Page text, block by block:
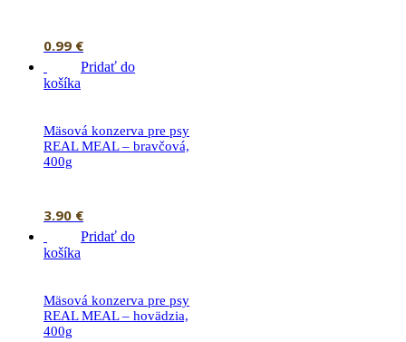
0.99 €
Pridať do
košíka
Mäsová konzerva pre psy
REAL MEAL – bravčová,
400g
3.90 €
Pridať do
košíka
Mäsová konzerva pre psy
REAL MEAL – hovädzia,
400g